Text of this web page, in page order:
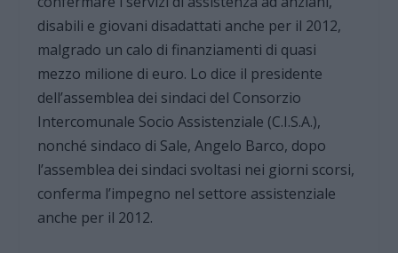
disabili e giovani disadattati anche per il 2012,
malgrado un calo di finanziamenti di quasi
mezzo milione di euro. Lo dice il presidente
dell’assemblea dei sindaci del Consorzio
Intercomunale Socio Assistenziale (C.I.S.A.),
nonché sindaco di Sale, Angelo Barco, dopo
l’assemblea dei sindaci svoltasi nei giorni scorsi,
conferma l’impegno nel settore assistenziale
anche per il 2012.